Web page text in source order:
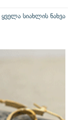
ყველა სიახლის ნახვა